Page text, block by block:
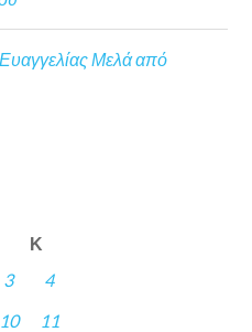
Μελά από
Κ
3
4
10
11